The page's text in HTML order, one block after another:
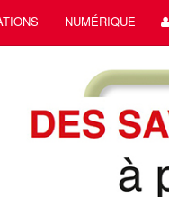
NUMÉRIQUE